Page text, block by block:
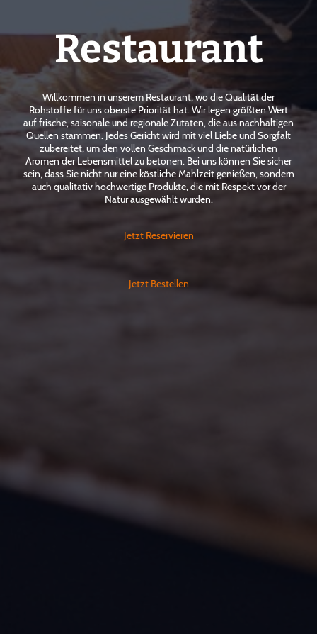
Restaurant
Willkommen in unserem Restaurant, wo die Qualität der
Rohstoffe für uns oberste Priorität hat. Wir legen größten Wert
auf frische, saisonale und regionale Zutaten, die aus nachhaltigen
Quellen stammen. Jedes Gericht wird mit viel Liebe und Sorgfalt
zubereitet, um den vollen Geschmack und die natürlichen
Aromen der Lebensmittel zu betonen. Bei uns können Sie sicher
sein, dass Sie nicht nur eine köstliche Mahlzeit genießen, sondern
auch qualitativ hochwertige Produkte, die mit Respekt vor der
Natur ausgewählt wurden.
Jetzt Reservieren
Jetzt Bestellen